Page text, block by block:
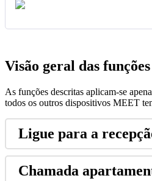
Visão geral das funções
As funções descritas aplicam-se
todos os outros dispositivos MEET
Ligue para a recepçã
Chamada